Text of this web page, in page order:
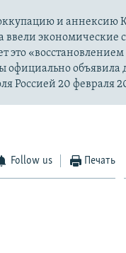
и аннексию
ввели экономические
это
официально объявила
Россией 20 февраля
Follow us Печать